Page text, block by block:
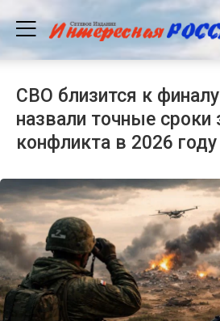
СВО близится к
назвали точные сроки
конфликта в 2026 году